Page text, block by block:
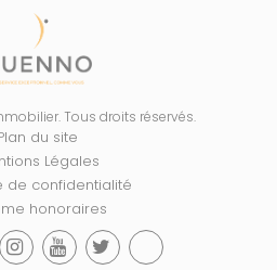
Tous droits réservés.
du site
Légales
de confidentialité
honoraires